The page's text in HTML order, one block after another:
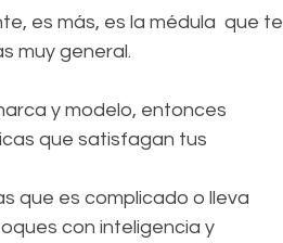
es más, es la médula  que te
muy general.
y modelo, entonces
que satisfagan tus
que es complicado o lleva
con inteligencia y